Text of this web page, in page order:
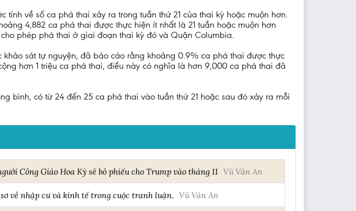
tính về số ca phá thai xảy ra trong tuần thứ 21 của thai kỳ hoặc muộn hơn.
4,882 ca phá thai được thực hiện ít nhất là 21 tuần hoặc muộn hơn
phép phá thai ở giai đoạn thai kỳ đó và Quận Columbia.
sát tự nguyện, đã báo cáo rằng khoảng 0.9% ca phá thai được thực
hơn 1 triệu ca phá thai, điều này có nghĩa là hơn 9,000 ca phá thai đã
bình, có từ 24 đến 25 ca phá thai vào tuần thứ 21 hoặc sau đó xảy ra mỗi
Công Giáo Hoa Kỳ sẽ bỏ phiếu cho Trump vào tháng 11 Vũ Văn An
về nhập cư và kinh tế trong cuộc tranh luận. Vũ Văn An